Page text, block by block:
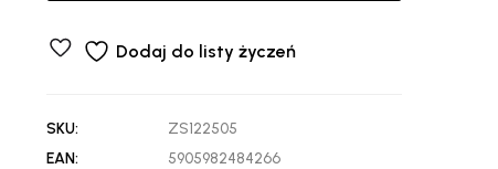
Dodaj do listy życzeń
SKU:
ZS122505
EAN:
5905982484266